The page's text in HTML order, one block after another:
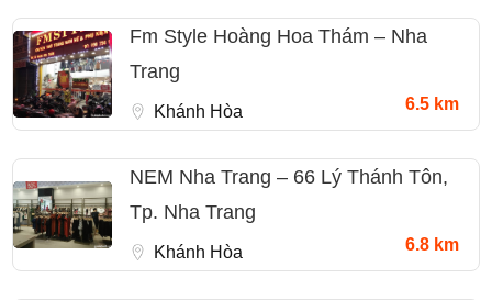
Fm Style Hoàng Hoa Thám – Nha
Trang
Khánh Hòa 6.5 km
NEM Nha Trang – 66 Lý Thánh Tôn,
Tp. Nha Trang
Khánh Hòa 6.8 km